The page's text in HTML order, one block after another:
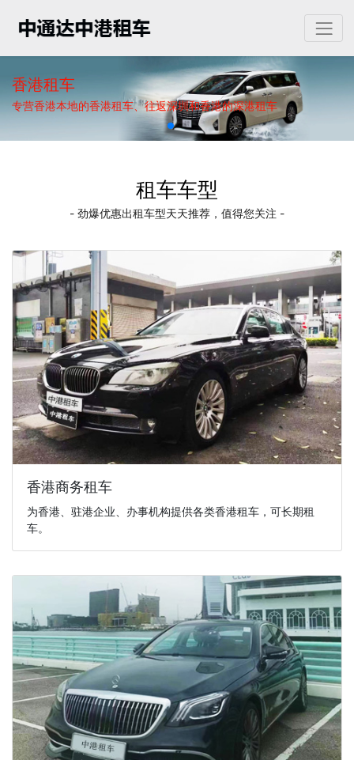
香港租车
专营香港本地的香港租车、往返深圳和香港的深港租车
租车车型
- 劲爆优惠出租车型天天推荐，值得您关注 -
香港商务租车
为香港、驻港企业、办事机构提供各类香港租车，可长期租
车。